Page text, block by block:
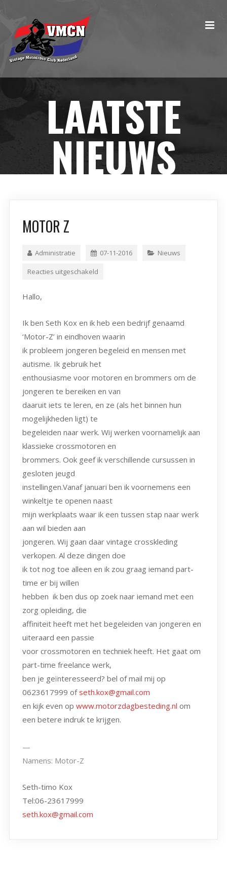
LAATSTE
NIEUWS
MOTOR Z
Administratie 07-11-2016 Nieuws
Reacties uitgeschakeld
Hallo,
Ik ben Seth Kox en ik heb een bedrijf genaamd
‘Motor-Z’ in eindhoven waarin
ik probleem jongeren begeleid en mensen met
autisme. Ik gebruik het
enthousiasme voor motoren en brommers om de
jongeren te bereiken en van
daaruit iets te leren, en ze (als het binnen hun
mogelijkheden ligt) te
begeleiden naar werk. Wij werken voornamelijk aan
klassieke crossmotoren en
brommers. Ook geef ik verschillende cursussen in
gesloten jeugd
instellingen.Vanaf januari ben ik voornemens een
winkeltje te openen naast
mijn werkplaats waar ik een tussen stap naar werk
aan wil bieden aan
jongeren. Wij gaan daar vintage crosskleding
verkopen. Al deze dingen doe
ik tot nog toe alleen en ik zou graag iemand part-
time er bij willen
hebben ik ben dus op zoek naar iemand met een
zorg opleiding, die
affiniteit heeft met het begeleiden van jongeren en
uiteraard een passie
voor crossmotoren en techniek heeft. Het gaat om
part-time freelance werk,
ben je geïnteresseerd? bel of mail mij op
0623617999 ofseth.kox@gmail.com
en kijk even op www.motorzdagbesteding.nl om
een betere indruk te krijgen.
—
Namens: Motor-Z
Seth-timo Kox
Tel:06-23617999
seth.kox@gmail.com